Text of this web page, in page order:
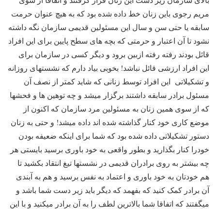
مریم رجوی باین زنان خط داده شده بود که به هیچ عنوان حرمت
سابقه یا حتی سن و سال این مسئولین قدیمی سازمان نگه داشته
نشود تا آن اعتبار و حرمتی که بچه های سطح پایین برای این افراد
قائل بودند رفته رفته ازبین برود و دیگر کسی در سازمان برای
این افراد ارزشی قائل نباشد! بخوبی بیاد دارم که نشستهای روزانه
و تشکیلاتی این افراد توسط زنانی که شاید کمتر از نصف آن
مسئول برادر سابقه داشتند برگزار میشد و چه توهین ها و فحشها
که از سوی همین زنان به مسئولین مرد سازمان که اکنون از
موضع کاری خود کنار گذاشته شده اند داده میشد! و حتی به زنان
دستور تشکیلاتی داده شده بود که شما برای اینکه ضعیفه بودن
خودرا کنار بگذارید و بطور واقعی به خود باوری برسید بایستی هر
چه بیشتر به روی برادران قدیمی در نشستها تیغ انتقاد بکشید تا
هم خودتان به خود باوری و اعتماد به نفس برسید و هم به آبندی
آن برادر کمک کنید که بفهمد که دیگر باید زیر دست شما باشد و
میگفتند که اتفاقا شما بالاترین لطف را به آن برادر میکنید و با این